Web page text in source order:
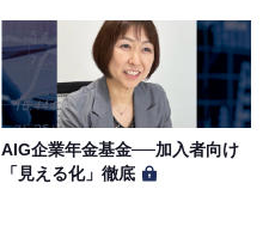
AIG企業年金基金──加入者向け
「見える化」徹底